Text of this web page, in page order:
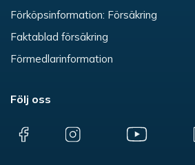
Förköpsinformation: Försäkring
Faktablad försäkring
Förmedlarinformation
Följ oss